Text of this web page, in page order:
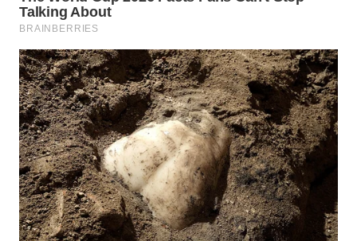
KUNINGAN
WN
MAJALENGKA
WN
SUBANG
WN
SUKABUMI